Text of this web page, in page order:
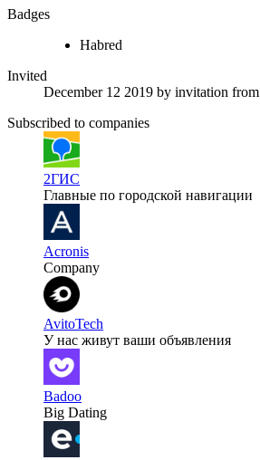
Badges
Habred
Invited
December 12 2019 by invitation from
Subscribed to companies
2ГИС
Главные по городской навигации
Acronis
Company
AvitoTech
У нас живут ваши объявления
Badoo
Big Dating